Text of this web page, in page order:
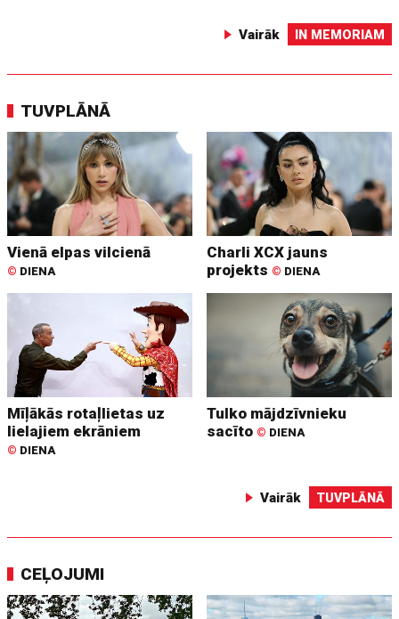
Vairāk IN MEMORIAM
TUVPLĀNĀ
Vienā elpas vilcienā
© DIENA
Charli XCX jauns
projekts © DIENA
Mīļākās rotaļlietas uz
lielajiem ekrāniem
© DIENA
Tulko mājdzīvnieku
sacīto © DIENA
Vairāk TUVPLĀNĀ
CEĻOJUMI